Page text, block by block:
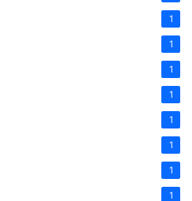
1
1
1
1
1
1
1
1